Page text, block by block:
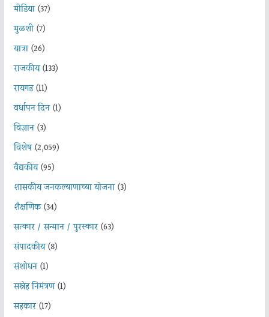
मीडिया(37)
मुळशी(7)
यात्रा(26)
राजकीय(133)
रायगड(11)
वर्धापन दिन(1)
विज्ञान(3)
विशेष(2,059)
वैद्यकीय(95)
शासकीय जनकल्याणाच्या योजना(3)
शैक्षणिक(34)
सत्कार / सन्मान / पुरस्कार(63)
संपादकीय(8)
संशोधन(1)
सस्नेह निमंत्रण(1)
सहकार(17)